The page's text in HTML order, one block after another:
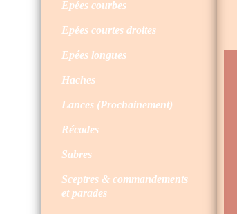
Epées courbes
Epées courtes droites
Epées longues
Haches
Lances (Prochainement)
Récades
Sabres
Sceptres & commandements
et parades